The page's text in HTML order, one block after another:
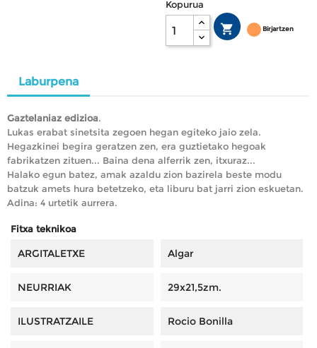
Kopurua
 Birjartzen
Laburpena
Gaztelaniaz edizioa.
Lukas erabat sinetsita zegoen hegan egiteko jaio zela.
Hegazkinei begira geratzen zen, era guztietako hegoak
fabrikatzen zituen... Baina dena alferrik zen, itxuraz...
Halako egun batez, amak azaldu zion bazirela beste modu
batzuk amets hura betetzeko, eta liburu bat jarri zion eskuetan.
Adina: 4 urtetik aurrera.
Fitxa teknikoa
ARGITALETXE Algar
NEURRIAK 29x21,5zm.
ILUSTRATZAILE Rocio Bonilla